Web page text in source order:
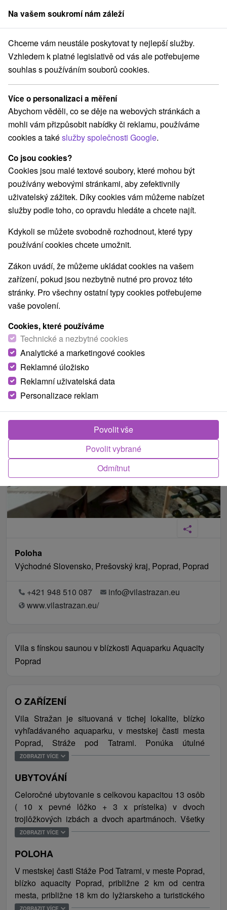
člen skupinySorger
Prešovský kraj Poprad Vila Strážan Poprad - Stráže pod Tatrami
Vila Strážan Poprad - Stráže pod
Tatrami
Poprad
Rezervovat přes booking
REZERVACE A VÝBĚR POBYTU
Kontaktujte přímo ubytovatele.
Navigovat do místa
Poloha
Východné Slovensko, Prešovský kraj, Poprad, Poprad
+421 948 510 087
info@vilastrazan.eu
www.vilastrazan.eu/
Vila s fínskou saunou v blízkosti Aquaparku Aquacity
Poprad
O ZAŘÍZENÍ
Vila Stražan je situovaná v tichej lokalite, blízko
vyhľadávaného aquaparku, v mestskej časti mesta
Poprad, Stráže pod Tatrami. Ponúka útulné
ubytovanie v trojlôžkových izbách so spoločnou
kúpeľňe a kuchynky. Izby sú vybavené chladničkou,
sedením a televízorom so satelitným príjmom,
apartmány navyše disponujú kuchynským kútom.
Počas pobytu je ubytovaným hosťom k dispozícií
vínna pivnička s príjemným posedením, spoločenská
miestnosť s barom, televízorom, jedálenským
sedením a plne zariadená kuchyňa. V rámci
saune. Upravená záhrada je ideálnym miestom na
posedenie. Deti sa zabavia s hračkami, pri loptových
hrách a na hojdačke. Samozrejmosťou je pripojenie
ZOBRAZIT VÍCE
UBYTOVÁNÍ
Celoročné ubytovanie s celkovou kapacitou 13 osôb
( 10 x pevné lôžko + 3 x prístelka) v dvoch
trojlôžkových izbách a dvoch apartmánoch. Všetky
izby majú televízor so satelitným príjmom.
so sprchovým kútom a toaletou. Na apartmánoch je k
dispozícii plne zariadená kuchynka s plynovou
dvojplatničkou. Trojlôžkové izby disponujú
spoločnou kúpeľňou s vaňou a toaletou. V
priestoroch vily sú k dipozícii ešte dodatočné toalety,
ZOBRAZIT VÍCE
POLOHA
V mestskej časti Stáže Pod Tatrami, v meste Poprad,
blízko aquacity Poprad, približne 2 km od centra
mesta, približne 18 km do lyžiarskeho a turistického
centra Tatranská Lomnica a 11 km od Národného
ZOBRAZIT VÍCE
Na vašem soukromí nám záleží
Chceme vám neustále poskytovat ty nejlepší služby.
Vzhledem k platné legislativě od vás ale potřebujeme
souhlas s používáním souborů cookies.
Více o personalizaci a měření
Abychom věděli, co se děje na webových stránkách a
mohli vám přizpůsobit nabídky či reklamu, používáme
cookies a takéslužby společnosti Google.
Co jsou cookies?
Cookies jsou malé textové soubory, které mohou být
používány webovými stránkami, aby zefektivnily
uživatelský zážitek. Díky cookies vám můžeme nabízet
služby podle toho, co opravdu hledáte a chcete najít.
Kdykoli se můžete svobodně rozhodnout, které typy
používání cookies chcete umožnit.
Zákon uvádí, že můžeme ukládat cookies na vašem
zařízení, pokud jsou nezbytně nutné pro provoz této
stránky. Pro všechny ostatní typy cookies potřebujeme
vaše povolení.
Cookies, které používáme
Technické a nezbytné cookies
Analytické a marketingové cookies
Reklamné úložisko
Reklamní uživatelská data
Personalizace reklam
Odmítnut
Povolit vybrané
Povolit vše